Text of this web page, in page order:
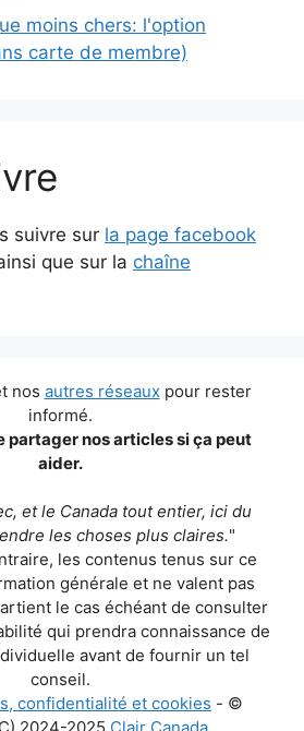
moins chers: l'option
carte de membre)
suivre sur la page facebook
que sur la chaîne
nos autres réseaux pour rester
informé.
partager nos articles si ça peut
aider.
et le Canada tout entier, ici du
les choses plus claires."
les contenus tenus sur ce
générale et ne valent pas
le cas échéant de consulter
qui prendra connaissance de
avant de fournir un tel
conseil.
confidentialité et cookies - ©
2024-2025 Clair Canada